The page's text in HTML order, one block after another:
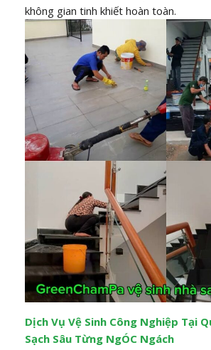
không gian tinh khiết hoàn toàn.
Dịch Vụ Vệ Sinh Công Nghiệp Tại
Sạch Sâu Từng NgÓC Ngách